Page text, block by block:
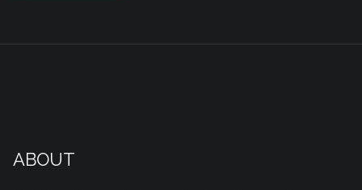
ABOUT